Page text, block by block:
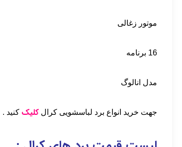
موتور زغالی
16 برنامه
مدل انالوگ
جهت خرید انواع برد لباسشویی کرال کلیک کنید .